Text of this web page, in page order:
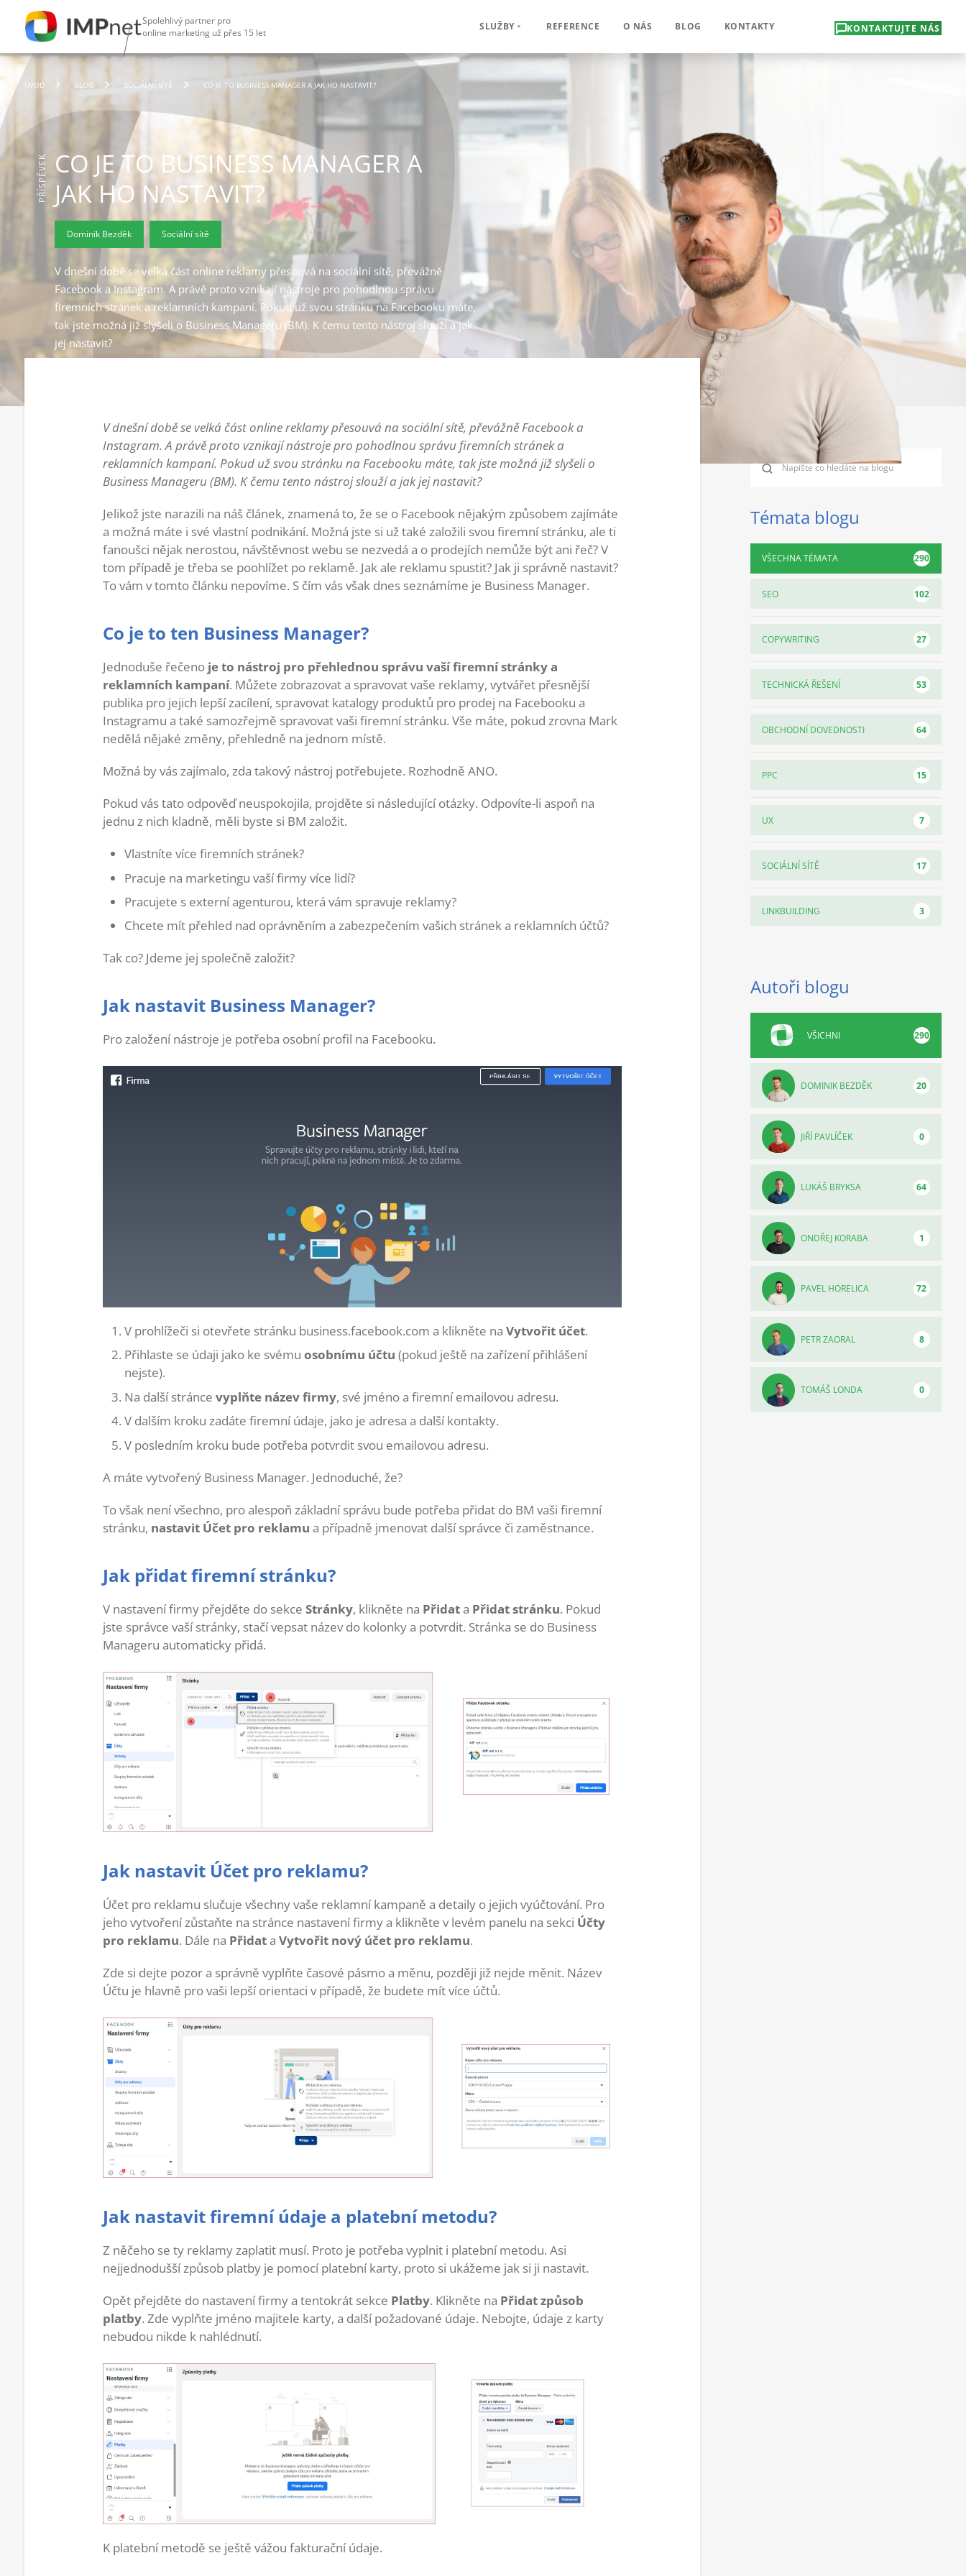
Spolehlivý partner pro
online marketing už přes 15 let
SLUŽBY REFERENCE O NÁS BLOG KONTAKTY KONTAKTUJTE NÁS
ÚVOD BLOG SOCIÁLNÍ SÍTĚ CO JE TO BUSINESS MANAGER A JAK HO NASTAVIT?
PŘÍSPĚVEK CO JE TO BUSINESS MANAGER A
JAK HO NASTAVIT?
Dominik Bezděk Sociální sítě
V dnešní době se velká část online reklamy přesouvá na sociální sítě, převážně
Facebook a Instagram. A právě proto vznikají nástroje pro pohodlnou správu
firemních stránek a reklamních kampaní. Pokud už svou stránku na Facebooku máte,
tak jste možná již slyšeli o Business Manageru (BM). K čemu tento nástroj slouží a jak
jej nastavit?
V dnešní době se velká část online reklamy přesouvá na sociální sítě, převážně Facebook a
Instagram. A právě proto vznikají nástroje pro pohodlnou správu firemních stránek a
reklamních kampaní. Pokud už svou stránku na Facebooku máte, tak jste možná již slyšeli o
Business Manageru (BM). K čemu tento nástroj slouží a jak jej nastavit?
Jelikož jste narazili na náš článek, znamená to, že se o Facebook nějakým způsobem zajímáte
a možná máte i své vlastní podnikání. Možná jste si už také založili svou firemní stránku, ale ti
fanoušci nějak nerostou, návštěvnost webu se nezvedá a o prodejích nemůže být ani řeč? V
tom případě je třeba se poohlížet po reklamě. Jak ale reklamu spustit? Jak ji správně nastavit?
To vám v tomto článku nepovíme. S čím vás však dnes seznámíme je Business Manager.
Co je to ten Business Manager?
Jednoduše řečeno je to nástroj pro přehlednou správu vaší firemní stránky a
reklamních kampaní. Můžete zobrazovat a spravovat vaše reklamy, vytvářet přesnější
publika pro jejich lepší zacílení, spravovat katalogy produktů pro prodej na Facebooku a
Instagramu a také samozřejmě spravovat vaši firemní stránku. Vše máte, pokud zrovna Mark
nedělá nějaké změny, přehledně na jednom místě.
Možná by vás zajímalo, zda takový nástroj potřebujete. Rozhodně ANO.
Pokud vás tato odpověď neuspokojila, projděte si následující otázky. Odpovíte-li aspoň na
jednu z nich kladně, měli byste si BM založit.
Vlastníte více firemních stránek?
Pracuje na marketingu vaší firmy více lidí?
Pracujete s externí agenturou, která vám spravuje reklamy?
Chcete mít přehled nad oprávněním a zabezpečením vašich stránek a reklamních účtů?
Tak co? Jdeme jej společně založit?
Jak nastavit Business Manager?
Pro založení nástroje je potřeba osobní profil na Facebooku.
V prohlížeči si otevřete stránku business.facebook.com a klikněte na Vytvořit účet.
Přihlaste se údaji jako ke svému osobnímu účtu (pokud ještě na zařízení přihlášení
nejste).
Na další stránce vyplňte název firmy, své jméno a firemní emailovou adresu.
V dalším kroku zadáte firemní údaje, jako je adresa a další kontakty.
V posledním kroku bude potřeba potvrdit svou emailovou adresu.
A máte vytvořený Business Manager. Jednoduché, že?
To však není všechno, pro alespoň základní správu bude potřeba přidat do BM vaši firemní
stránku, nastavit Účet pro reklamu a případně jmenovat další správce či zaměstnance.
Jak přidat firemní stránku?
V nastavení firmy přejděte do sekce Stránky, klikněte na Přidata Přidat stránku. Pokud
jste správce vaší stránky, stačí vepsat název do kolonky a potvrdit. Stránka se do Business
Manageru automaticky přidá.
Jak nastavit Účet pro reklamu?
Účet pro reklamu slučuje všechny vaše reklamní kampaně a detaily o jejich vyúčtování. Pro
jeho vytvoření zůstaňte na stránce nastavení firmy a klikněte v levém panelu na sekci Účty
pro reklamu. Dále na Přidata Vytvořit nový účet pro reklamu.
Zde si dejte pozor a správně vyplňte časové pásmo a měnu, později již nejde měnit. Název
Účtu je hlavně pro vaši lepší orientaci v případě, že budete mít více účtů.
Jak nastavit firemní údaje a platební metodu?
Z něčeho se ty reklamy zaplatit musí. Proto je potřeba vyplnit i platební metodu. Asi
nejjednodušší způsob platby je pomocí platební karty, proto si ukážeme jak si ji nastavit.
Opět přejděte do nastavení firmy a tentokrát sekce Platby. Klikněte na Přidat způsob
platby. Zde vyplňte jméno majitele karty, a další požadované údaje. Nebojte, údaje z karty
nebudou nikde k nahlédnutí.
K platební metodě se ještě vážou fakturační údaje.
Témata blogu
VŠECHNA TÉMATA 290
SEO 102
COPYWRITING 27
TECHNICKÁ ŘEŠENÍ 53
OBCHODNÍ DOVEDNOSTI 64
PPC 15
UX 7
SOCIÁLNÍ SÍTĚ 17
LINKBUILDING 3
Autoři blogu
VŠICHNI 290
DOMINIK BEZDĚK 20
JIŘÍ PAVLÍČEK 0
LUKÁŠ BRYKSA 64
ONDŘEJ KORABA 1
PAVEL HORELICA 72
PETR ZAORAL 8
TOMÁŠ LONDA 0